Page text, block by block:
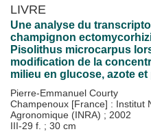
LIVRE
Une analyse du
champignon
Pisolithus microcarpus
modification de la
milieu en glucose, azote
Pierre-Emmanuel Courty
Champenoux [France] : Institut
Agronomique (INRA) ; 2002
III-29 f. ; 30 cm